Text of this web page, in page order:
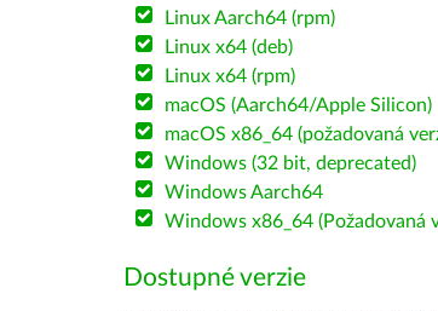
Linux Aarch64 (rpm)
Linux x64 (deb)
Linux x64 (rpm)
macOS (Aarch64/Apple Silicon)
macOS x86_64 (požadovaná
Windows (32 bit, deprecated)
Windows Aarch64
Windows x86_64 (Požadovaná
Dostupné verzie